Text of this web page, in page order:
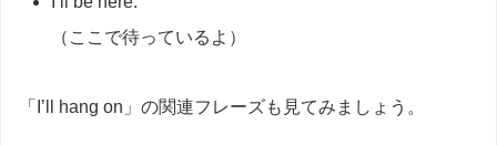
（ここで待っているよ）
「I’ll hang on」の関連フレーズも見てみましょう。